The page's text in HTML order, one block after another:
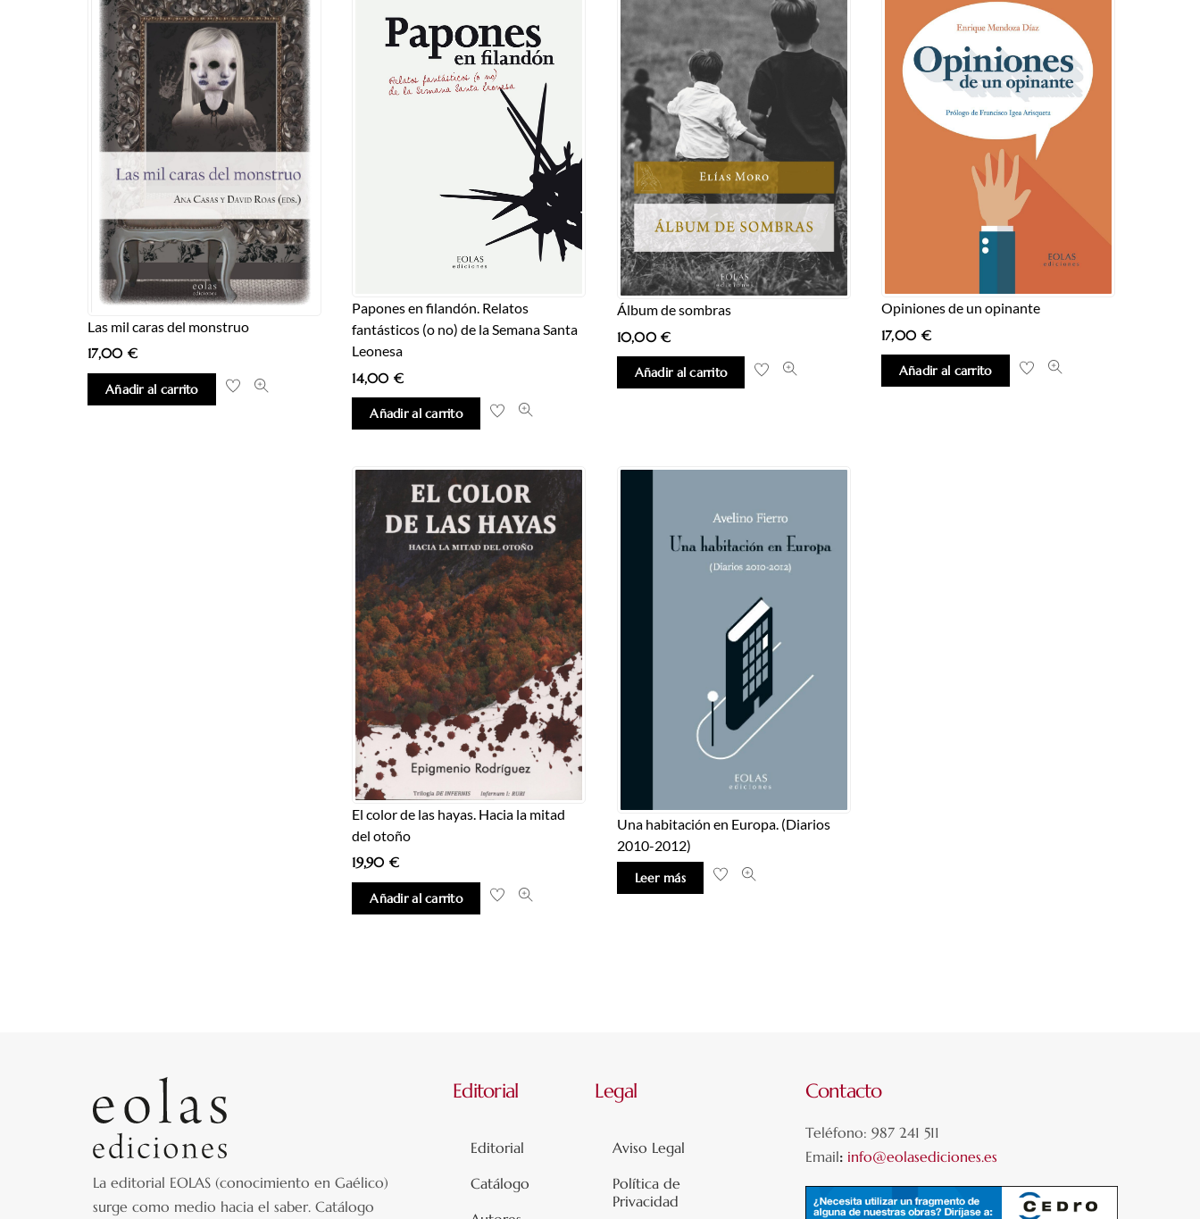
Las mil caras del monstruo
17,00 €
Añadir al carrito
Papones en filandón. Relatos
fantásticos (o no) de la Semana Santa
Leonesa
14,00€
Añadir al carrito
Álbum de sombras
10,00€
Añadir al carrito
Opiniones de un opinante
17,00 €
Añadir al carrito
El color de las hayas. Hacia la mitad
del otoño
19,90€
Añadir al carrito
Una habitación en Europa. (Diarios
2010-2012)
Leer más
La editorial EOLAS (conocimiento en Gaélico)
surge como medio hacia el saber. Catálogo
Editorial
Editorial
Catálogo
Legal
Aviso Legal
Política de
Privacidad
Contacto
Teléfono: 987 241 511
Email: info@eolasediciones.es